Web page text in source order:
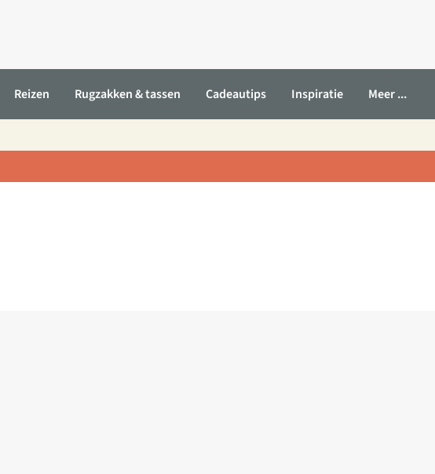
Reizen Rugzakken & tassen Cadeautips Inspiratie Meer ...